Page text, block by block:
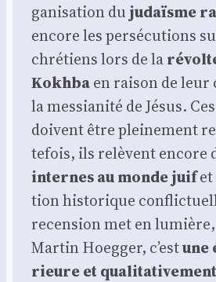
ga­ni­sa­tion du judaïsme
encore les per­sé­cu­tions
chré­tiens lors de la
Kokh­baen rai­son de leur
la mes­sia­ni­té de Jésus.
doivent être plei­ne­ment
te­fois, ils relèvent encore
internes au monde juifet
tion his­to­rique
recen­sion met en lumière,
Mar­tin Hoeg­ger, c’estune
rieure et